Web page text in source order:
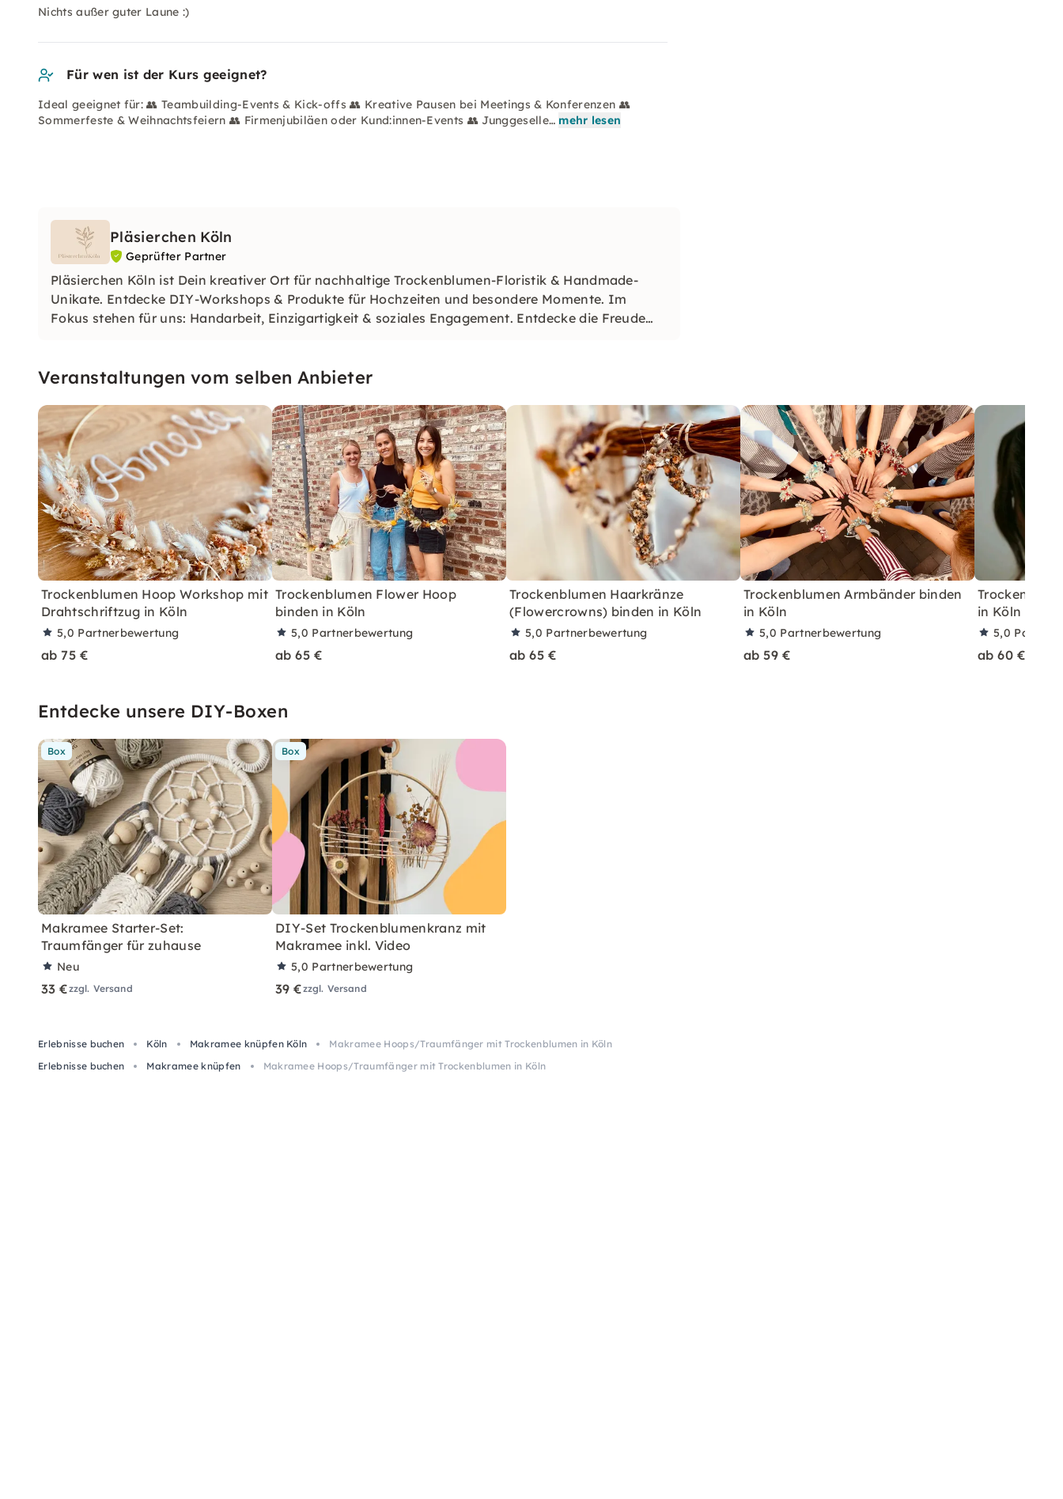
Nichts außer guter Laune :)
Für wen ist der Kurs geeignet?
Ideal geeignet für: 👥 Teambuilding-Events & Kick-offs 👥 Kreative Pausen bei Meetings & Konferenzen 👥
Sommerfeste & Weihnachtsfeiern 👥 Firmenjubiläen oder Kund:innen-Events 👥 Junggeselle… mehr lesen
Pläsierchen Köln
Geprüfter Partner
Pläsierchen Köln ist Dein kreativer Ort für nachhaltige Trockenblumen-Floristik & Handmade-
Unikate. Entdecke DIY-Workshops & Produkte für Hochzeiten und besondere Momente. Im
Fokus stehen für uns: Handarbeit, Einzigartigkeit & soziales Engagement. Entdecke die Freude
Veranstaltungen vom selben Anbieter
Trockenblumen Hoop Workshop mit
Drahtschriftzug in Köln
5,0 Partnerbewertung
ab 75 €
Trockenblumen Flower Hoop
binden in Köln
5,0 Partnerbewertung
ab 65 €
Trockenblumen Haarkränze
(Flowercrowns) binden in Köln
5,0 Partnerbewertung
ab 65 €
Trockenblumen Armbänder binden
in Köln
5,0 Partnerbewertung
ab 59 €
in Köln
5,0
ab 60 €
Entdecke unsere DIY-Boxen
Box
Makramee Starter-Set:
Traumfänger für zuhause
Neu
33 €zzgl. Versand
Box
DIY-Set Trockenblumenkranz mit
Makramee inkl. Video
5,0 Partnerbewertung
39 €zzgl. Versand
Erlebnisse buchen Köln Makramee knüpfen Köln
Makramee Hoops/Traumfänger mit Trockenblumen in Köln
Erlebnisse buchen
Makramee knüpfen Makramee Hoops/Traumfänger mit Trockenblumen in Köln